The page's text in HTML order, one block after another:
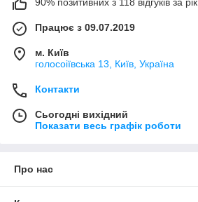
90% позитивних з 118 відгуків за рік
Працює з 09.07.2019
м. Київ
голосоіївська 13, Київ, Україна
Контакти
Сьогодні вихідний
Показати весь графік роботи
Про нас